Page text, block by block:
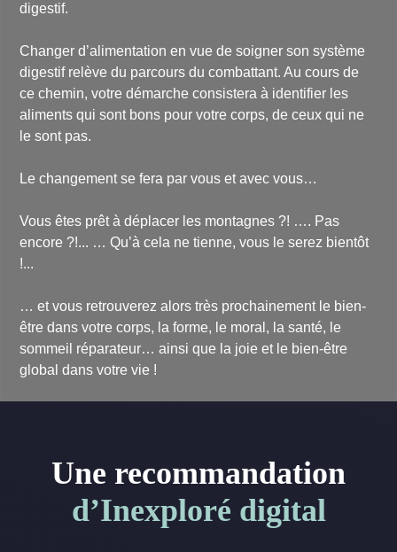
digestif.
Changer d’alimentation en vue de soigner son système
digestif relève du parcours du combattant. Au cours de
ce chemin, votre démarche consistera à identifier les
aliments qui sont bons pour votre corps, de ceux qui ne
le sont pas.
Le changement se fera par vous et avec vous…
Vous êtes prêt à déplacer les montagnes ?! …. Pas
encore ?!... … Qu’à cela ne tienne, vous le serez bientôt
!...
… et vous retrouverez alors très prochainement le bien-
être dans votre corps, la forme, le moral, la santé, le
sommeil réparateur… ainsi que la joie et le bien-être
global dans votre vie !
Une recommandation
d’Inexploré digital